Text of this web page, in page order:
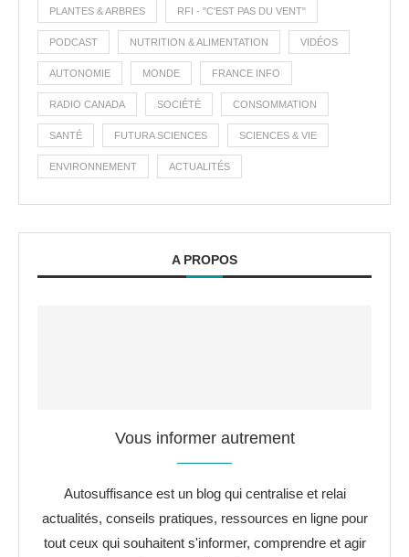
PLANTES & ARBRES RFI - "C'EST PAS DU VENT"
PODCAST NUTRITION & ALIMENTATION VIDÉOS
AUTONOMIE MONDE FRANCE INFO
RADIO CANADA SOCIÉTÉ CONSOMMATION
SANTÉ FUTURA SCIENCES SCIENCES & VIE
ENVIRONNEMENT ACTUALITÉS
A PROPOS
Vous informer autrement
Autosuffisance est un blog qui centralise et relai
actualités, conseils pratiques, ressources en ligne pour
tout ceux qui souhaitent s'informer, comprendre et agir